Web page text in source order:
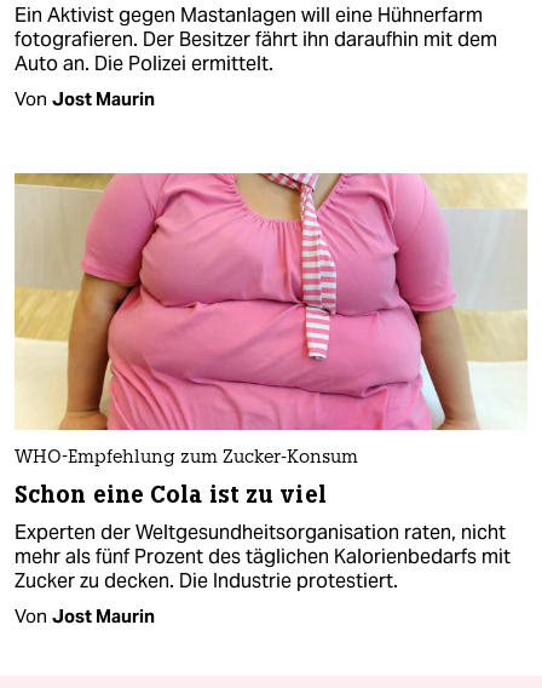
Ein Aktivist gegen Mastanlagen will eine Hühnerfarm
fotografieren. Der Besitzer fährt ihn daraufhin mit dem
Auto an. Die Polizei ermittelt.
Von Jost Maurin
WHO-Empfehlung zum Zucker-Konsum
Schon eine Cola ist zu viel
Experten der Weltgesundheitsorganisation raten, nicht
mehr als fünf Prozent des täglichen Kalorienbedarfs mit
Zucker zu decken. Die Industrie protestiert.
Von Jost Maurin